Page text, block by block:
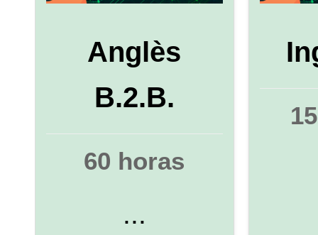
Anglès
B.2.B.
60 horas
...